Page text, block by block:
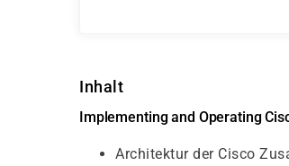
Inhalt
Implementing and Operating
Architektur der Cisco